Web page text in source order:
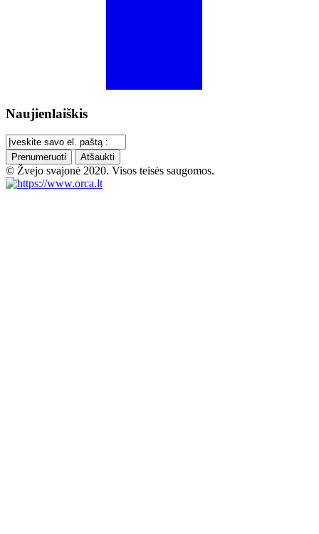
Naujienlaiškis
Prenumeruoti Atšaukti
© Žvejo svajonė 2020. Visos teisės saugomos.